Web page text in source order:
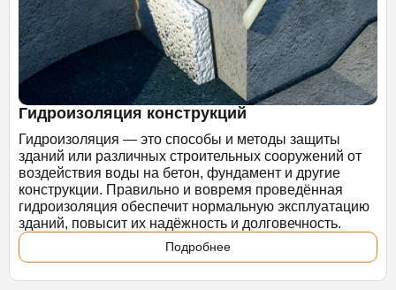
Гидроизоляция конструкций
Гидроизоляция — это способы и методы защиты
зданий или различных строительных сооружений от
воздействия воды на бетон, фундамент и другие
конструкции. Правильно и вовремя проведённая
гидроизоляция обеспечит нормальную эксплуатацию
зданий, повысит их надёжность и долговечность.
Подробнее